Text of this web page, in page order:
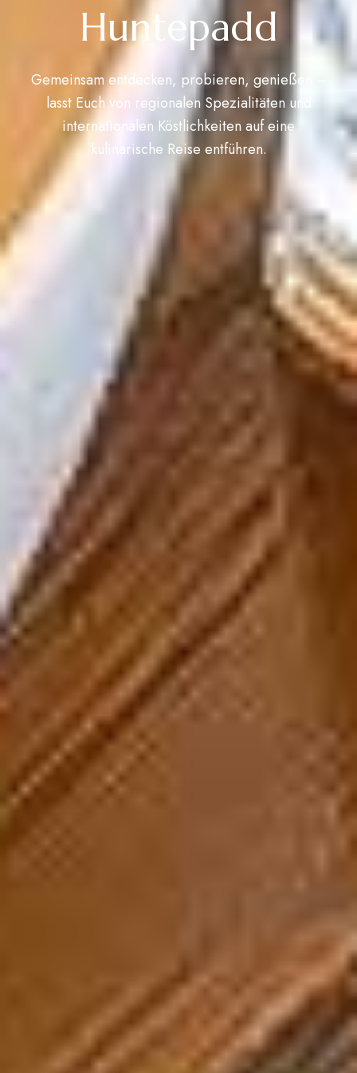
Huntepadd
Gemeinsam entdecken, probieren, genießen –
lasst Euch von regionalen Spezialitäten und
internationalen Köstlichkeiten auf eine
kulinarische Reise entführen.